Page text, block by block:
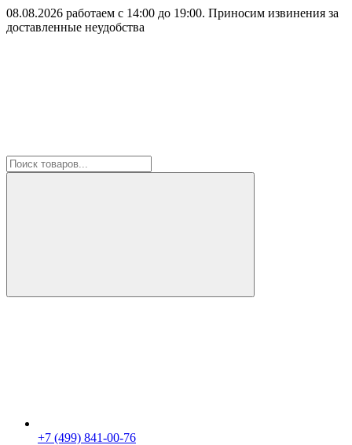
08.08.2026 работаем с 14:00 до 19:00. Приносим извинения за
доставленные неудобства
+7 (499) 841-00-76